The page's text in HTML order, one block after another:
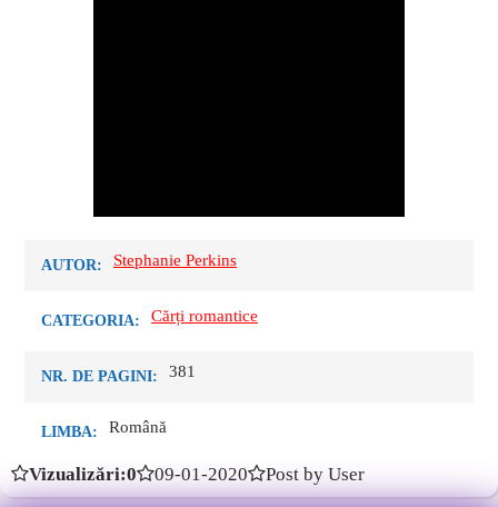
AUTOR: Stephanie Perkins
CATEGORIA: Cărți romantice
NR. DE PAGINI: 381
LIMBA: Română
Vizualizări:0 09-01-2020 Post by User